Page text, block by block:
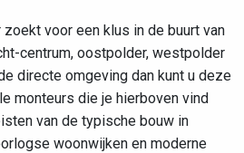
zoekt voor een klus in de buurt van
centrum, oostpolder, westpolder
directe omgeving dan kunt u deze
monteurs die je hierboven vind
van de typische bouw in
woonwijken en moderne